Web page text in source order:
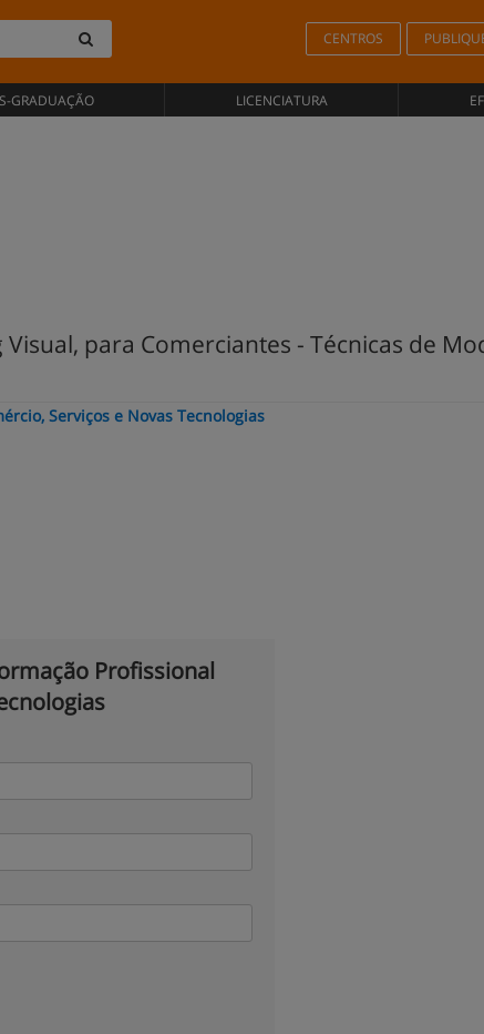
CENTROS
GRADUAÇÃO LICENCIATURA
para Comerciantes - Técnicas de
Serviços e Novas Tecnologias
Profissional